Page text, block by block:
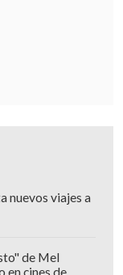
nuevos viajes a
de Mel
en cines de